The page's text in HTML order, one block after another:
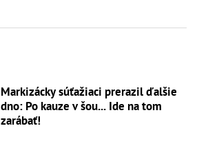
Markizácky súťažiaci prerazil ďalšie
dno: Po kauze v šou... Ide na tom
zarábať!